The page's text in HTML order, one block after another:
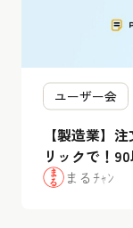
ユーザー会
【製造業】
リックで！
PrintCreator
まるﾁｬﾝ